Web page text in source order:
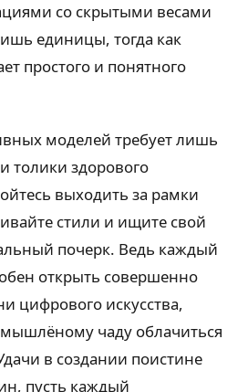
со скрытыми весами
единицы, тогда как
простого и понятного
моделей требует лишь
толики здорового
выходить за рамки
стили и ищите свой
почерк. Ведь каждый
открыть совершенно
цифрового искусства,
чаду облачиться
в создании поистине
пусть каждый